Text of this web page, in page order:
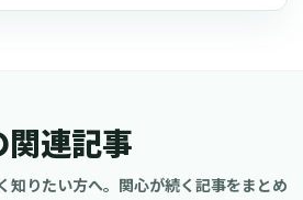
連記事
知りたい方へ。関心が続く記事をまとめ